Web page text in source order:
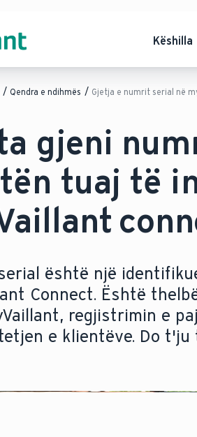
Këshilla
Qendra e ndihmës Gjetja e numrit serial në
gjeni
tuaj të
është një
Connect. Është
regjistrimin e
e klientëve. Do